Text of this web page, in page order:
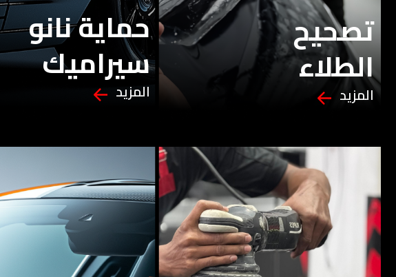
تصحيح
الطلاء
المزيد
حماية نانو
سيراميك
المزيد